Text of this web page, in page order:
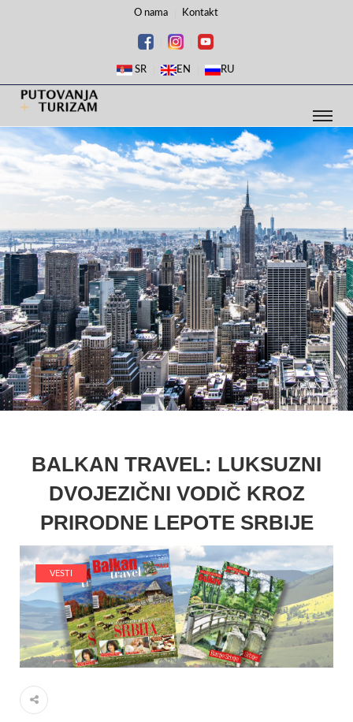
O nama Kontakt
SR EN RU
BALKAN TRAVEL: LUKSUZNI
DVOJEZIČNI VODIČ KROZ
PRIRODNE LEPOTE SRBIJE
VESTI